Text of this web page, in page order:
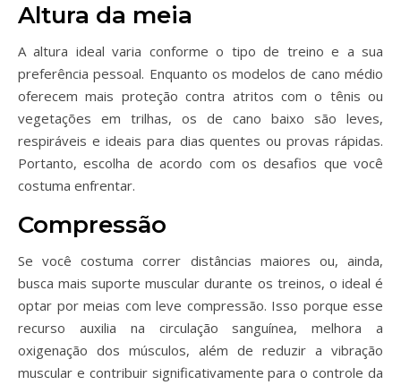
Altura da meia
A altura ideal varia conforme o tipo de treino e a sua
preferência pessoal. Enquanto os modelos de cano médio
oferecem mais proteção contra atritos com o tênis ou
vegetações em trilhas, os de cano baixo são leves,
respiráveis e ideais para dias quentes ou provas rápidas.
Portanto, escolha de acordo com os desafios que você
costuma enfrentar.
Compressão
Se você costuma correr distâncias maiores ou, ainda,
busca mais suporte muscular durante os treinos, o ideal é
optar por meias com leve compressão. Isso porque esse
recurso auxilia na circulação sanguínea, melhora a
oxigenação dos músculos, além de reduzir a vibração
muscular e contribuir significativamente para o controle da